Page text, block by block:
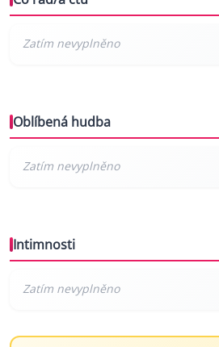
Oblíbená hudba
Intimnosti